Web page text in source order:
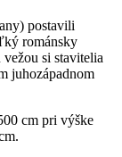
postavili
románsky
si stavitelia
juhozápadnom
cm pri výške